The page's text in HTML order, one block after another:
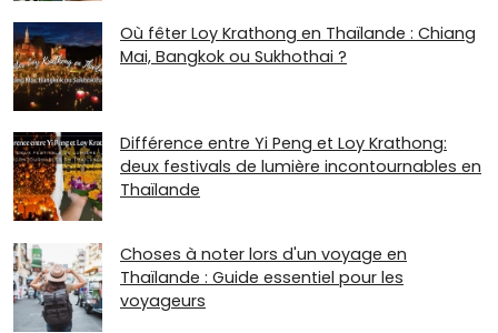
Où fêter Loy Krathong en Thaïlande : Chiang
Mai, Bangkok ou Sukhothai ?
Différence entre Yi Peng et Loy Krathong:
deux festivals de lumière incontournables en
Thaïlande
Choses à noter lors d'un voyage en
Thaïlande : Guide essentiel pour les
voyageurs